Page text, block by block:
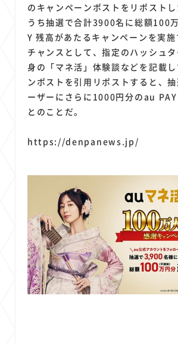
Netflix 2 Microsoft 2 Canva AI 2 Azure 2
中東情勢 1 輸送費 1 Facebook 1 twitter 1
原材料費 1 端末価格 1 G20 購買力 1 MNO
スマートホーム家電 1 クラウド 1 ライドシ
ポイントサービス 1 共通ポイント 1 経済圏
Google Pixel 1 surface 1 会社 1 1
のキャンペーンポストをリポスト
うち抽選で合計3900名に総額100
Y 残高があたるキャンペーンを実
チャンスとして、指定のハッシュ
身の「マネ活」体験談などを記載
ンポストを引用リポストすると、
ーザーにさらに1000円分のau
とのことだ。
https://denpanews.jp/